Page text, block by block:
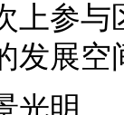
上参
发展空
明